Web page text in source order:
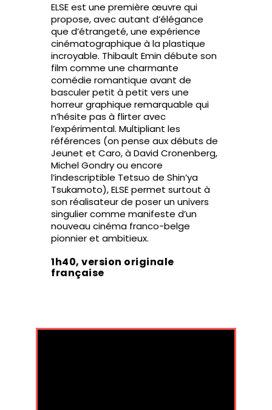
ELSE est une première œuvre qui
propose, avec autant d’élégance
que d’étrangeté, une expérience
cinématographique à la plastique
incroyable. Thibault Emin débute son
film comme une charmante
comédie romantique avant de
basculer petit à petit vers une
horreur graphique remarquable qui
n’hésite pas à flirter avec
l’expérimental. Multipliant les
références (on pense aux débuts de
Jeunet et Caro, à David Cronenberg,
Michel Gondry ou encore
l’indescriptible Tetsuo de Shin’ya
Tsukamoto), ELSE permet surtout à
son réalisateur de poser un univers
singulier comme manifeste d’un
nouveau cinéma franco-belge
pionnier et ambitieux.
1h40, version originale
française